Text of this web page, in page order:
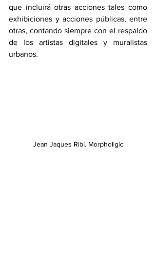
que incluirá otras acciones tales como
exhibiciones y acciones públicas, entre
otras, contando siempre con el respaldo
de los artistas digitales y muralistas
urbanos.
Jean Jaques Ribi. Morpholigic